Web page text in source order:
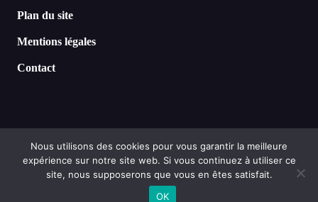
Plan du site
Mentions légales
Contact
©2026 Headline tous droits réservés
Nous utilisons des cookies pour vous garantir la meilleure
expérience sur notre site web. Si vous continuez à utiliser ce
site, nous supposerons que vous en êtes satisfait.
OK